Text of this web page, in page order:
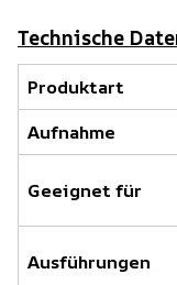
Technische
Produktart
Aufnahme
Geeignet für
Ausführungen